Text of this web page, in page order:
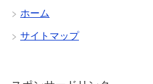
ホーム
サイトマップ